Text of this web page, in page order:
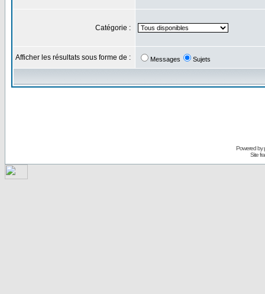
Catégorie :
Afficher les résultats sous forme de : Messages Sujets
Powered by
Site